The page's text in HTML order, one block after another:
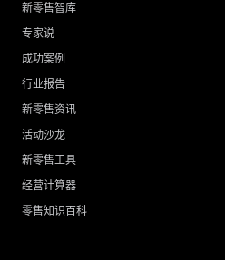
新零售智库
专家说
成功案例
行业报告
新零售资讯
活动沙龙
新零售工具
经营计算器
零售知识百科